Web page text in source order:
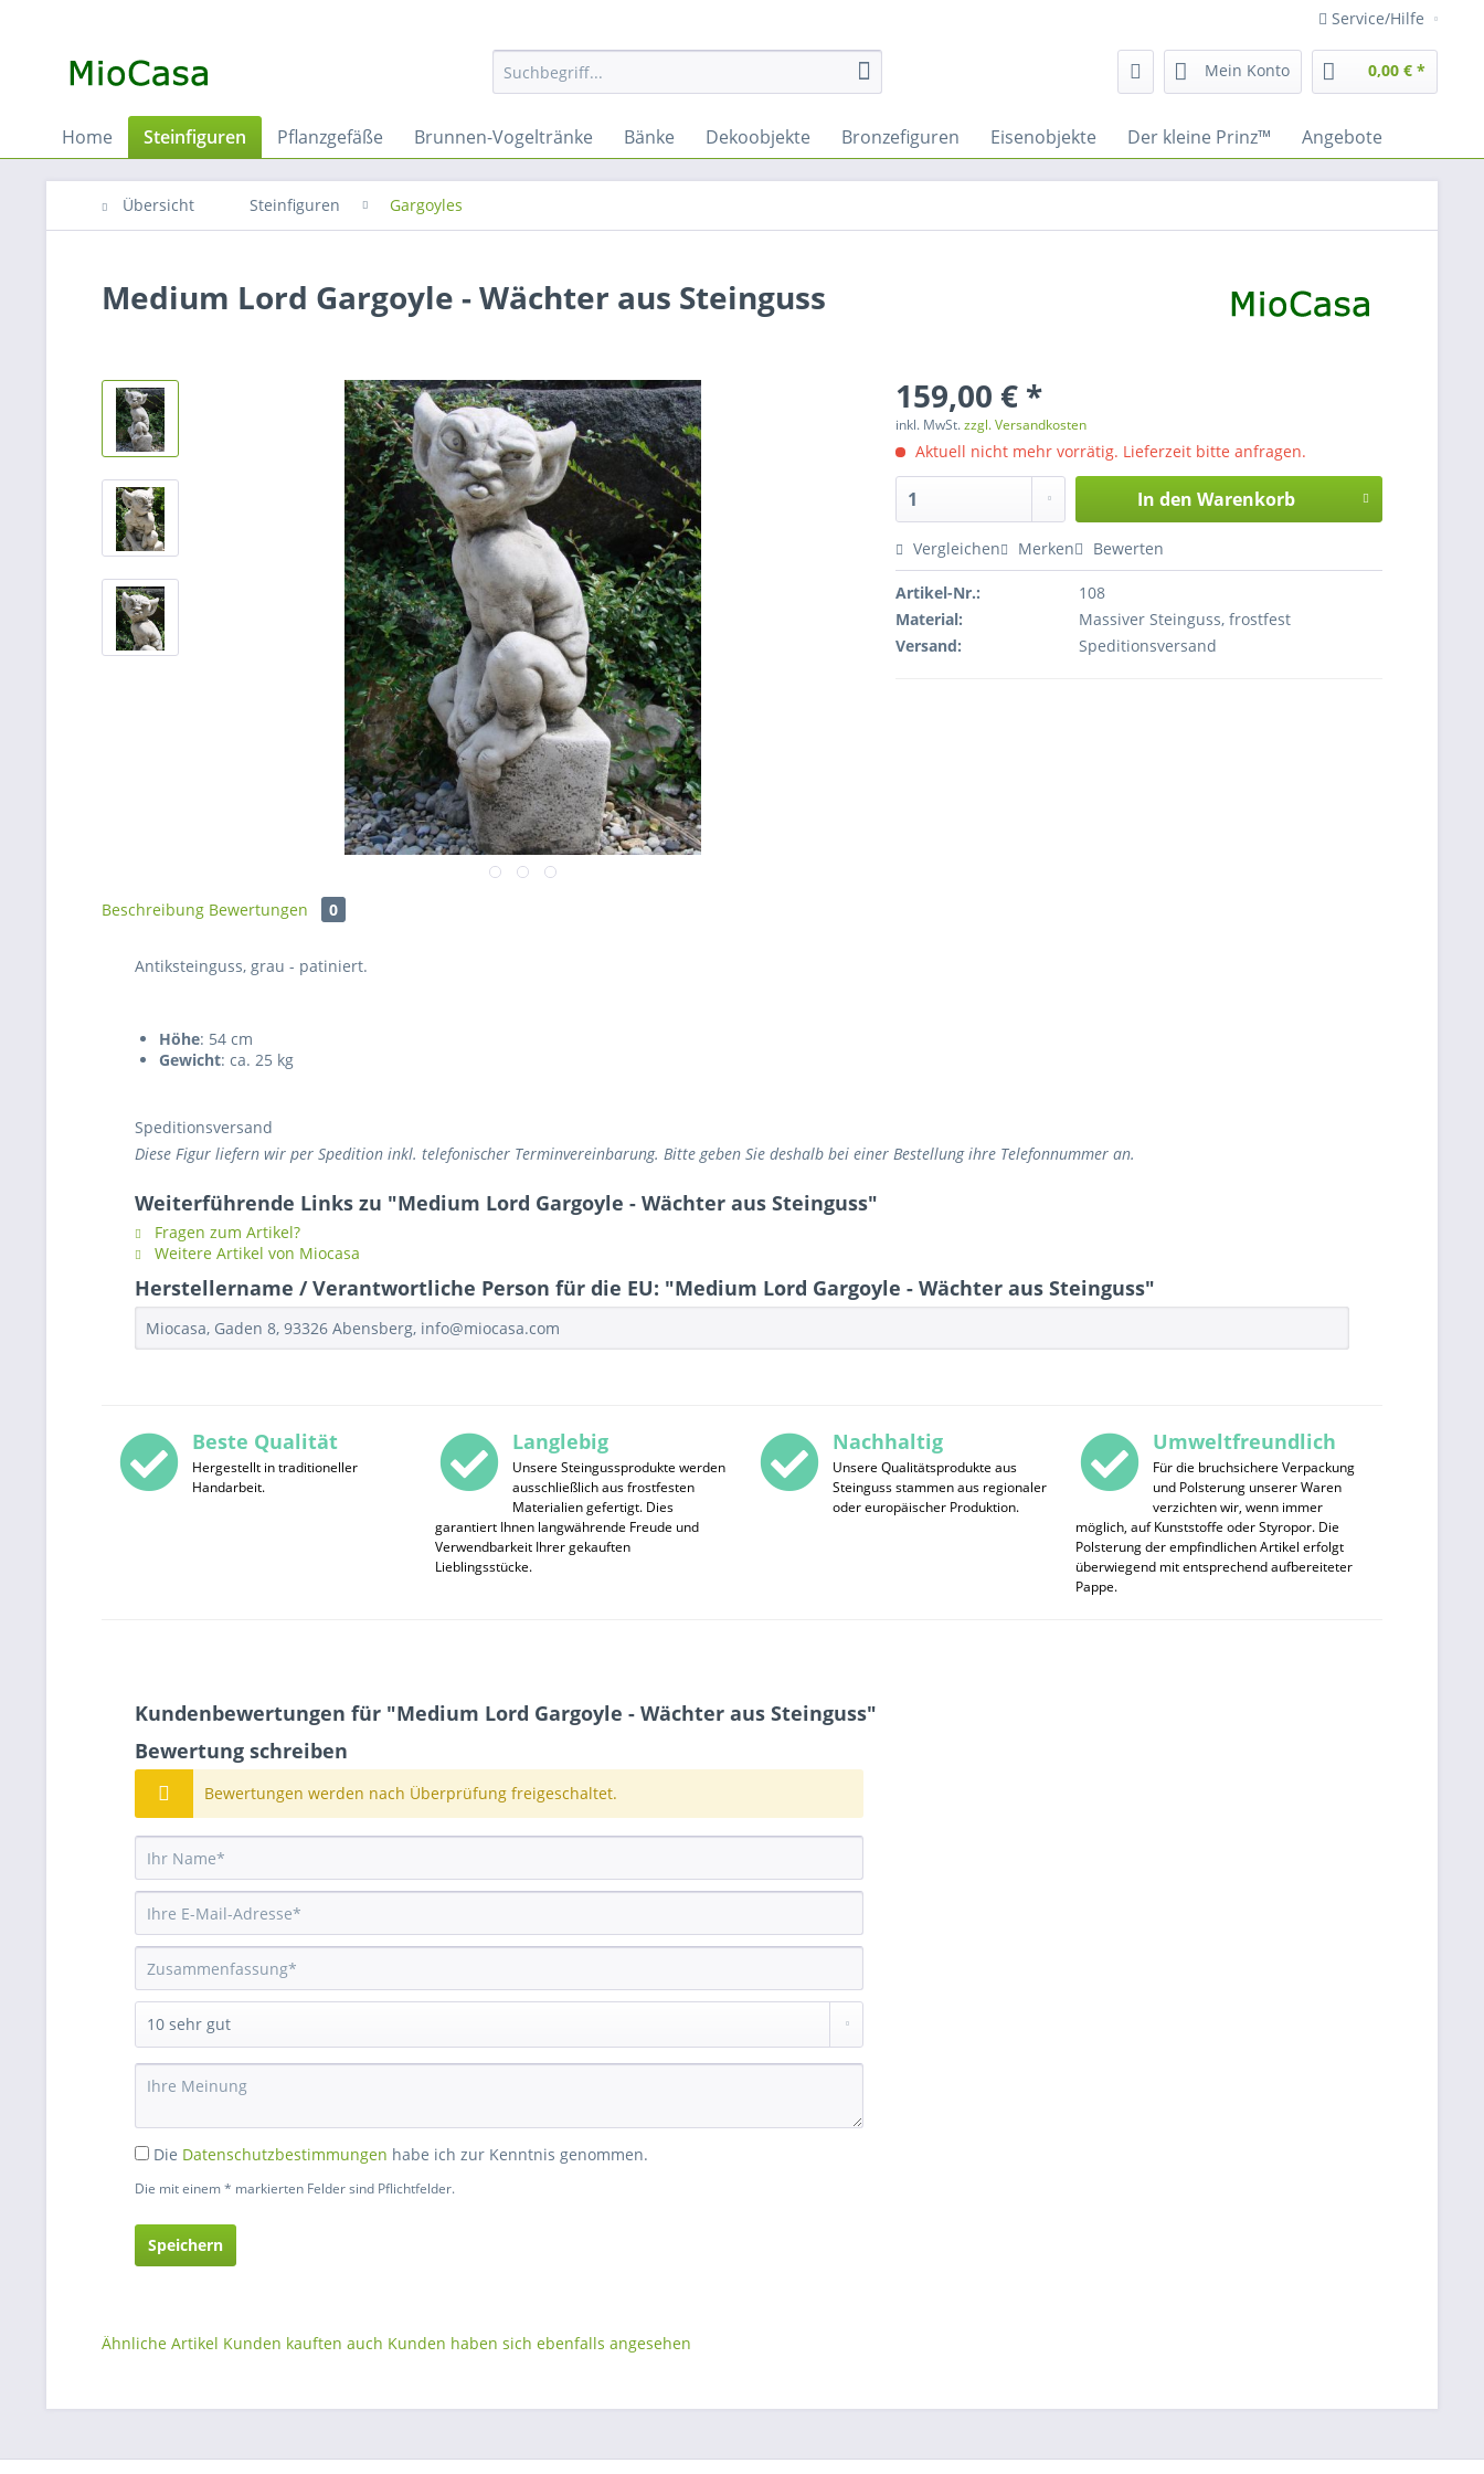
Service/Hilfe
Mein Konto 0,00 € *
Home Steinfiguren Pflanzgefäße Brunnen-Vogeltränke Bänke Dekoobjekte Bronzefiguren Eisenobjekte Der kleine Prinz™ Angebote
Übersicht Steinfiguren Gargoyles
Medium Lord Gargoyle - Wächter aus Steinguss
159,00 € *
inkl. MwSt.zzgl. Versandkosten
Aktuell nicht mehr vorrätig. Lieferzeit bitte anfragen.
In den Warenkorb
Vergleichen Merken Bewerten
Artikel-Nr.:
108
Material:
Massiver Steinguss, frostfest
Versand:
Speditionsversand
Beschreibung Bewertungen 0
Antiksteinguss, grau - patiniert.
Höhe: 54 cm
Gewicht: ca. 25 kg
Speditionsversand
Diese Figur liefern wir per Spedition inkl. telefonischer Terminvereinbarung. Bitte geben Sie deshalb bei einer Bestellung ihre Telefonnummer an.
Weiterführende Links zu "Medium Lord Gargoyle - Wächter aus Steinguss"
Fragen zum Artikel?
Weitere Artikel von Miocasa
Herstellername / Verantwortliche Person für die EU: "Medium Lord Gargoyle - Wächter aus Steinguss"
Miocasa, Gaden 8, 93326 Abensberg, info@miocasa.com
Beste Qualität
Hergestellt in traditioneller
Handarbeit.
Langlebig
Unsere Steingussprodukte werden
ausschließlich aus frostfesten
Materialien gefertigt. Dies
garantiert Ihnen langwährende Freude und
Verwendbarkeit Ihrer gekauften
Lieblingsstücke.
Nachhaltig
Unsere Qualitätsprodukte aus
Steinguss stammen aus regionaler
oder europäischer Produktion.
Umweltfreundlich
Für die bruchsichere Verpackung
und Polsterung unserer Waren
verzichten wir, wenn immer
möglich, auf Kunststoffe oder Styropor. Die
Polsterung der empfindlichen Artikel erfolgt
überwiegend mit entsprechend aufbereiteter
Pappe.
Kundenbewertungen für "Medium Lord Gargoyle - Wächter aus Steinguss"
Bewertung schreiben
Bewertungen werden nach Überprüfung freigeschaltet.
Die Datenschutzbestimmungen habe ich zur Kenntnis genommen.
Die mit einem * markierten Felder sind Pflichtfelder.
Speichern
Ähnliche Artikel Kunden kauften auch Kunden haben sich ebenfalls angesehen